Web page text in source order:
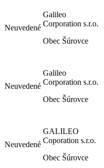
Neuvedené
Galileo
Corporation s.r.o.
Obec Šúrovce
Neuvedené
Galileo
Corporation s.r.o.
Obec Šúrovce
Neuvedené
GALILEO
Coporation s.r.o.
Obec Šúrovce